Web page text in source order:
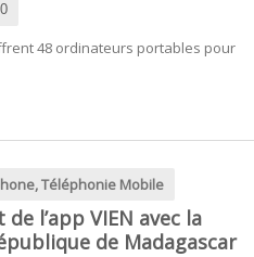
0
48 ordinateurs portables pour
,Téléphonie Mobile
l’app VIEN avec la
de Madagascar